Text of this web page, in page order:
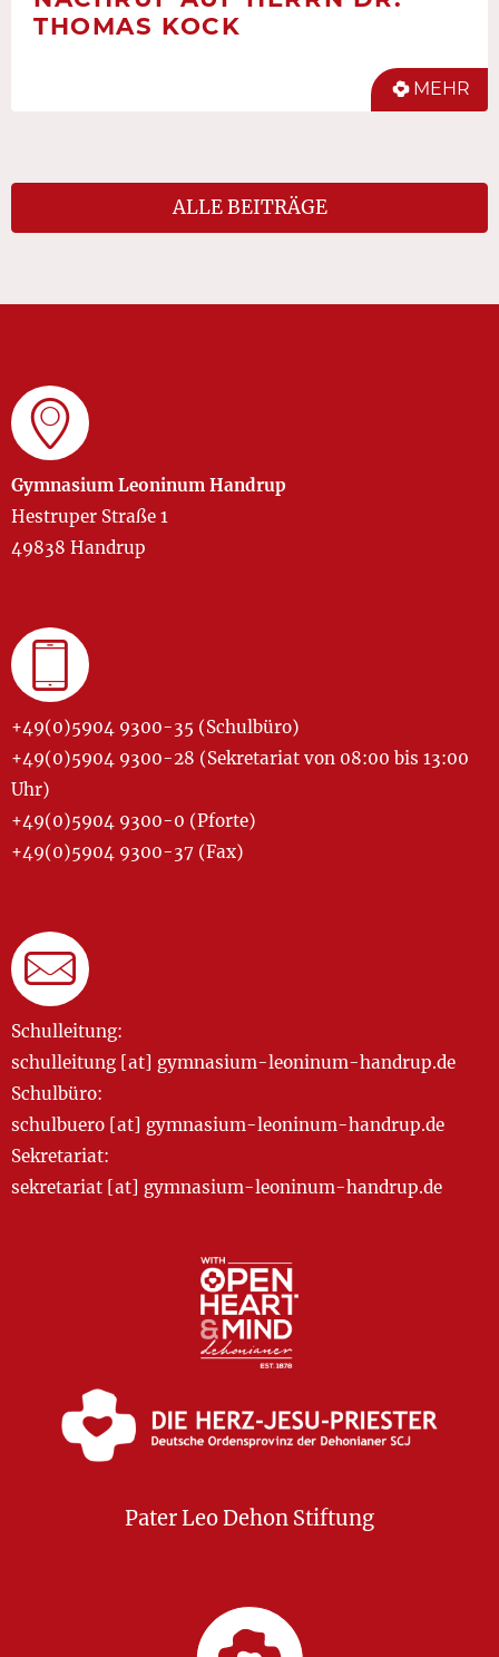
THOMAS KOCK
MEHR
ALLE BEITRÄGE
Gymnasium Leoninum Handrup
Hestruper Straße 1
49838 Handrup
+49(0)5904 9300-35 (Schulbüro)
+49(0)5904 9300-28 (Sekretariat von 08:00 bis 13:00
Uhr)
+49(0)5904 9300-0 (Pforte)
+49(0)5904 9300-37 (Fax)
Schulleitung:
schulleitung [at] gymnasium-leoninum-handrup.de
Schulbüro:
schulbuero [at] gymnasium-leoninum-handrup.de
Sekretariat:
sekretariat [at] gymnasium-leoninum-handrup.de
Pater Leo Dehon Stiftung